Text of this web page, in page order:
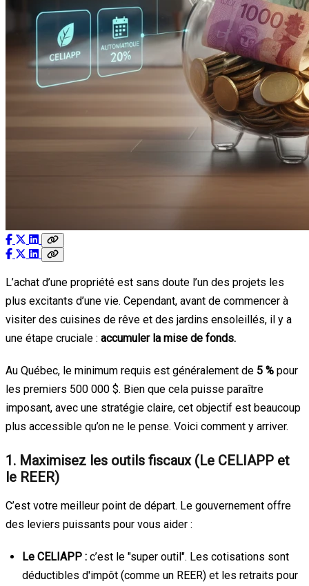
L’achat d’une propriété est sans doute l’un des projets les
plus excitants d’une vie. Cependant, avant de commencer à
visiter des cuisines de rêve et des jardins ensoleillés, il y a
une étape cruciale : accumuler la mise de fonds.
Au Québec, le minimum requis est généralement de 5 % pour
les premiers 500 000 $. Bien que cela puisse paraître
imposant, avec une stratégie claire, cet objectif est beaucoup
plus accessible qu’on ne le pense. Voici comment y arriver.
1. Maximisez les outils fiscaux (Le CELIAPP et
le REER)
C’est votre meilleur point de départ. Le gouvernement offre
des leviers puissants pour vous aider :
Le CELIAPP : c’est le "super outil". Les cotisations sont
déductibles d'impôt (comme un REER) et les retraits pour